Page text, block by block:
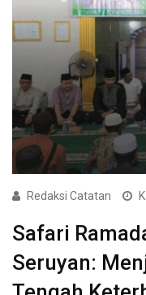
Redaksi Catatan
Safari
Seruyan: